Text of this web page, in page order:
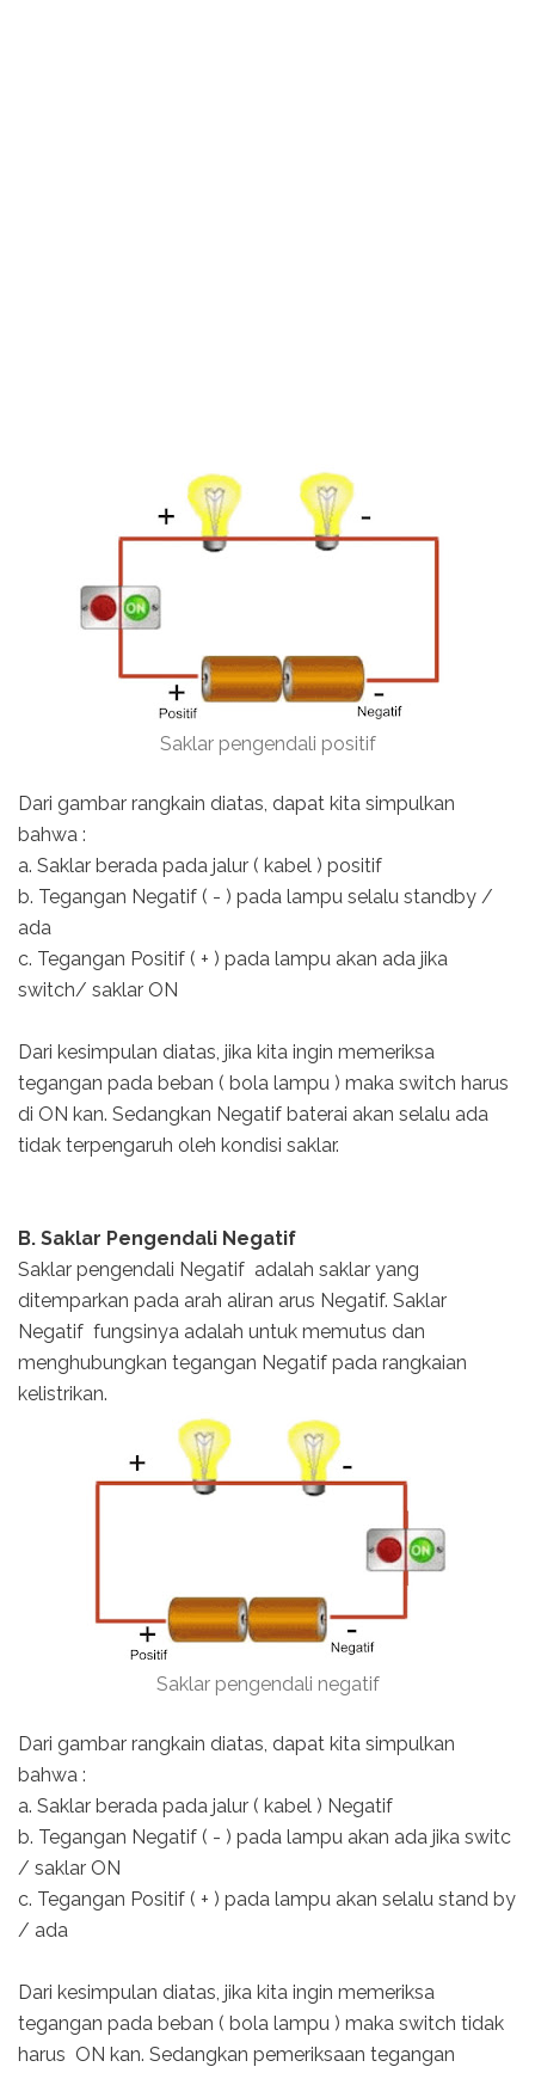
Saklar pengendali positif
Dari gambar rangkain diatas, dapat kita simpulkan
bahwa :
a. Saklar berada pada jalur ( kabel ) positif
b. Tegangan Negatif ( - ) pada lampu selalu standby /
ada
c. Tegangan Positif ( + ) pada lampu akan ada jika
switch/ saklar ON
Dari kesimpulan diatas, jika kita ingin memeriksa
tegangan pada beban ( bola lampu ) maka switch harus
di ON kan. Sedangkan Negatif baterai akan selalu ada
tidak terpengaruh oleh kondisi saklar.
B. Saklar Pengendali Negatif
Saklar pengendali Negatif adalah saklar yang
ditemparkan pada arah aliran arus Negatif. Saklar
Negatif fungsinya adalah untuk memutus dan
menghubungkan tegangan Negatif pada rangkaian
kelistrikan.
Saklar pengendali negatif
Dari gambar rangkain diatas, dapat kita simpulkan
bahwa :
a. Saklar berada pada jalur ( kabel ) Negatif
b. Tegangan Negatif ( - ) pada lampu akan ada jika switc
/ saklar ON
c. Tegangan Positif ( + ) pada lampu akan selalu stand by
/ ada
Dari kesimpulan diatas, jika kita ingin memeriksa
tegangan pada beban ( bola lampu ) maka switch tidak
harus ON kan. Sedangkan pemeriksaan tegangan